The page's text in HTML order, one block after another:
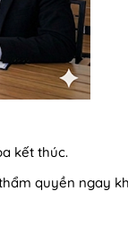
kết thúc.
quyền ngay